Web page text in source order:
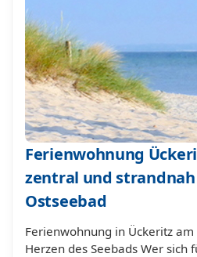
Ferienwohnung
zentral und
Ostseebad
Ferienwohnung in Ückeritz
Herzen des Seebads Wer sich